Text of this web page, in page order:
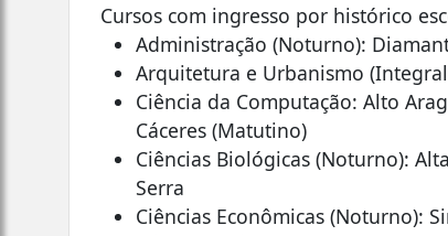
Cursos com ingresso por histórico
Administração (Noturno):
Arquitetura e Urbanismo
Ciência da Computação: Alto
Cáceres (Matutino)
Ciências Biológicas (Noturno):
Serra
Ciências Econômicas (Noturno):